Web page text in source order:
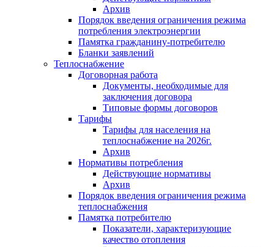
Архив
Порядок введения ограничения режима
потребления электроэнергии
Памятка гражданину-потребителю
Бланки заявлений
Теплоснабжение
Договорная работа
Документы, необходимые для
заключения договора
Типовые формы договоров
Тарифы
Тарифы для населения на
теплоснабжение на 2026г.
Архив
Нормативы потребления
Действующие нормативы
Архив
Порядок введения ограничения режима
теплоснабжения
Памятка потребителю
Показатели, характеризующие
качество отопления